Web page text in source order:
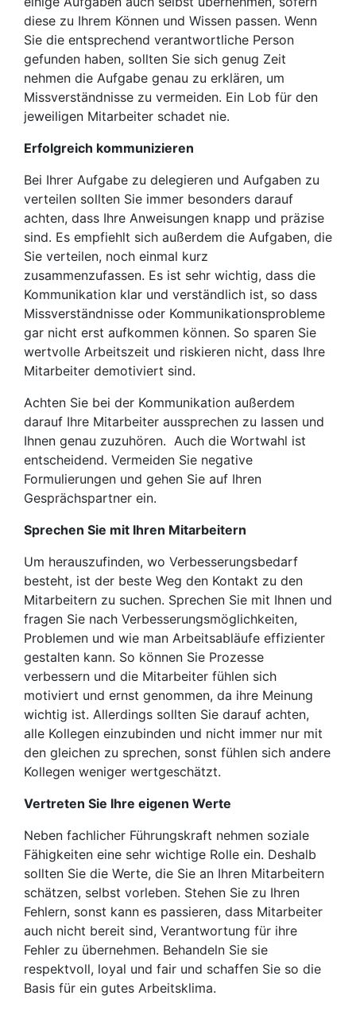
diese zu Ihrem Können und Wissen passen. Wenn
Sie die entsprechend verantwortliche Person
gefunden haben, sollten Sie sich genug Zeit
nehmen die Aufgabe genau zu erklären, um
Missverständnisse zu vermeiden. Ein Lob für den
jeweiligen Mitarbeiter schadet nie.
Erfolgreich kommunizieren
Bei Ihrer Aufgabe zu delegieren und Aufgaben zu
verteilen sollten Sie immer besonders darauf
achten, dass Ihre Anweisungen knapp und präzise
sind. Es empfiehlt sich außerdem die Aufgaben, die
Sie verteilen, noch einmal kurz
zusammenzufassen. Es ist sehr wichtig, dass die
Kommunikation klar und verständlich ist, so dass
Missverständnisse oder Kommunikationsprobleme
gar nicht erst aufkommen können. So sparen Sie
wertvolle Arbeitszeit und riskieren nicht, dass Ihre
Mitarbeiter demotiviert sind.
Achten Sie bei der Kommunikation außerdem
darauf Ihre Mitarbeiter aussprechen zu lassen und
Ihnen genau zuzuhören. Auch die Wortwahl ist
entscheidend. Vermeiden Sie negative
Formulierungen und gehen Sie auf Ihren
Gesprächspartner ein.
Sprechen Sie mit Ihren Mitarbeitern
Um herauszufinden, wo Verbesserungsbedarf
besteht, ist der beste Weg den Kontakt zu den
Mitarbeitern zu suchen. Sprechen Sie mit Ihnen und
fragen Sie nach Verbesserungsmöglichkeiten,
Problemen und wie man Arbeitsabläufe effizienter
gestalten kann. So können Sie Prozesse
verbessern und die Mitarbeiter fühlen sich
motiviert und ernst genommen, da ihre Meinung
wichtig ist. Allerdings sollten Sie darauf achten,
alle Kollegen einzubinden und nicht immer nur mit
den gleichen zu sprechen, sonst fühlen sich andere
Kollegen weniger wertgeschätzt.
Vertreten Sie Ihre eigenen Werte
Neben fachlicher Führungskraft nehmen soziale
Fähigkeiten eine sehr wichtige Rolle ein. Deshalb
sollten Sie die Werte, die Sie an Ihren Mitarbeitern
schätzen, selbst vorleben. Stehen Sie zu Ihren
Fehlern, sonst kann es passieren, dass Mitarbeiter
auch nicht bereit sind, Verantwortung für ihre
Fehler zu übernehmen. Behandeln Sie sie
respektvoll, loyal und fair und schaffen Sie so die
Basis für ein gutes Arbeitsklima.